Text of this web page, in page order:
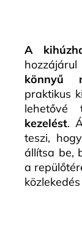
A
könnyű
praktikus
kezelést.
teszi,
állítsa be,
a